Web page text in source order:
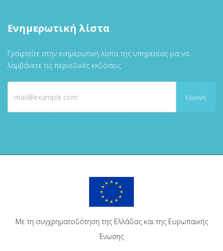
Ενημερωτική λίστα
Γραφτείτε στην ενημερωτική λίστα της υπηρεσίας για να
λαμβάνετε τις περιοδικές εκδόσεις
Με τη συγχρηματοδότηση της Ελλάδας και της Ευρωπαϊκής
Ένωσης